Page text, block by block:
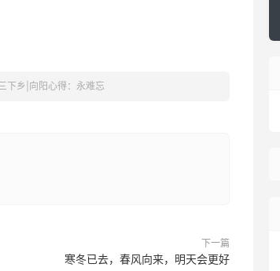
下乡|向阳心得：永难忘
下一篇
寒冬已去，春风向来，明天会更好